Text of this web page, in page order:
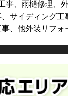
事、雨樋修理、
サイディング工
、他外装リフォ